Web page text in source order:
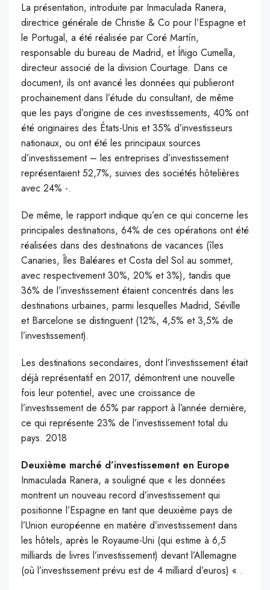
La présentation, introduite par Inmaculada Ranera,
directrice générale de Christie & Co pour l’Espagne et
le Portugal, a été réalisée par Coré Martín,
responsable du bureau de Madrid, et Íñigo Cumella,
directeur associé de la division Courtage. Dans ce
document, ils ont avancé les données qui publieront
prochainement dans l’étude du consultant, de même
que les pays d’origine de ces investissements, 40% ont
été originaires des États-Unis et 35% d’investisseurs
nationaux, ou ont été les principaux sources
d’investissement – les entreprises d’investissement
représentaient 52,7%, suivies des sociétés hôtelières
avec 24% -.
De même, le rapport indique qu’en ce qui concerne les
principales destinations, 64% de ces opérations ont été
réalisées dans des destinations de vacances (îles
Canaries, Îles Baléares et Costa del Sol au sommet,
avec respectivement 30%, 20% et 3%), tandis que
36% de l’investissement étaient concentrés dans les
destinations urbaines, parmi lesquelles Madrid, Séville
et Barcelone se distinguent (12%, 4,5% et 3,5% de
l’investissement).
Les destinations secondaires, dont l’investissement était
déjà représentatif en 2017, démontrent une nouvelle
fois leur potentiel, avec une croissance de
l’investissement de 65% par rapport à l’année dernière,
ce qui représente 23% de l’investissement total du
pays. 2018
Deuxième marché d’investissement en Europe
Inmaculada Ranera, a souligné que « les données
montrent un nouveau record d’investissement qui
positionne l’Espagne en tant que deuxième pays de
l’Union européenne en matière d’investissement dans
les hôtels, après le Royaume-Uni (qui estime à 6,5
milliards de livres l’investissement) devant l’Allemagne
(où l’investissement prévu est de 4 milliard d’euros) « .